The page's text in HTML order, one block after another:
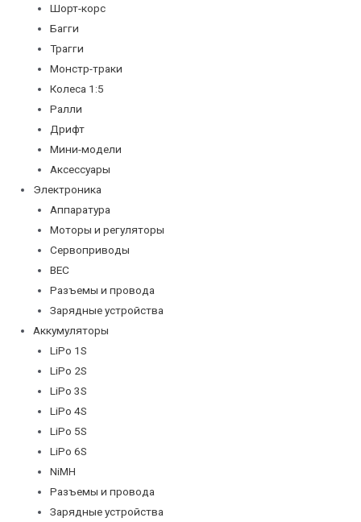
Шорт-корс
Багги
Трагги
Монстр-траки
Колеса 1:5
Ралли
Дрифт
Мини-модели
Аксессуары
Электроника
Аппаратура
Моторы и регуляторы
Сервоприводы
BEC
Разъемы и провода
Зарядные устройства
Аккумуляторы
LiPo 1S
LiPo 2S
LiPo 3S
LiPo 4S
LiPo 5S
LiPo 6S
NiMH
Разъемы и провода
Зарядные устройства